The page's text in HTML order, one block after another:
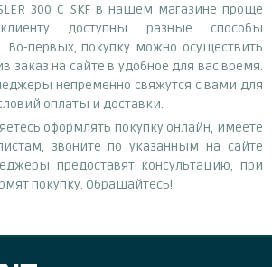
300 C SKF в нашем магазине проще
доступны разные способы
Во-первых, покупку можно осуществить
заказ на сайте в удобное для вас время.
непременно свяжутся с вами для
оплаты и доставки.
оформлять покупку онлайн, имеете
звоните по указанным на сайте
предоставят консультацию, при
покупку. Обращайтесь!